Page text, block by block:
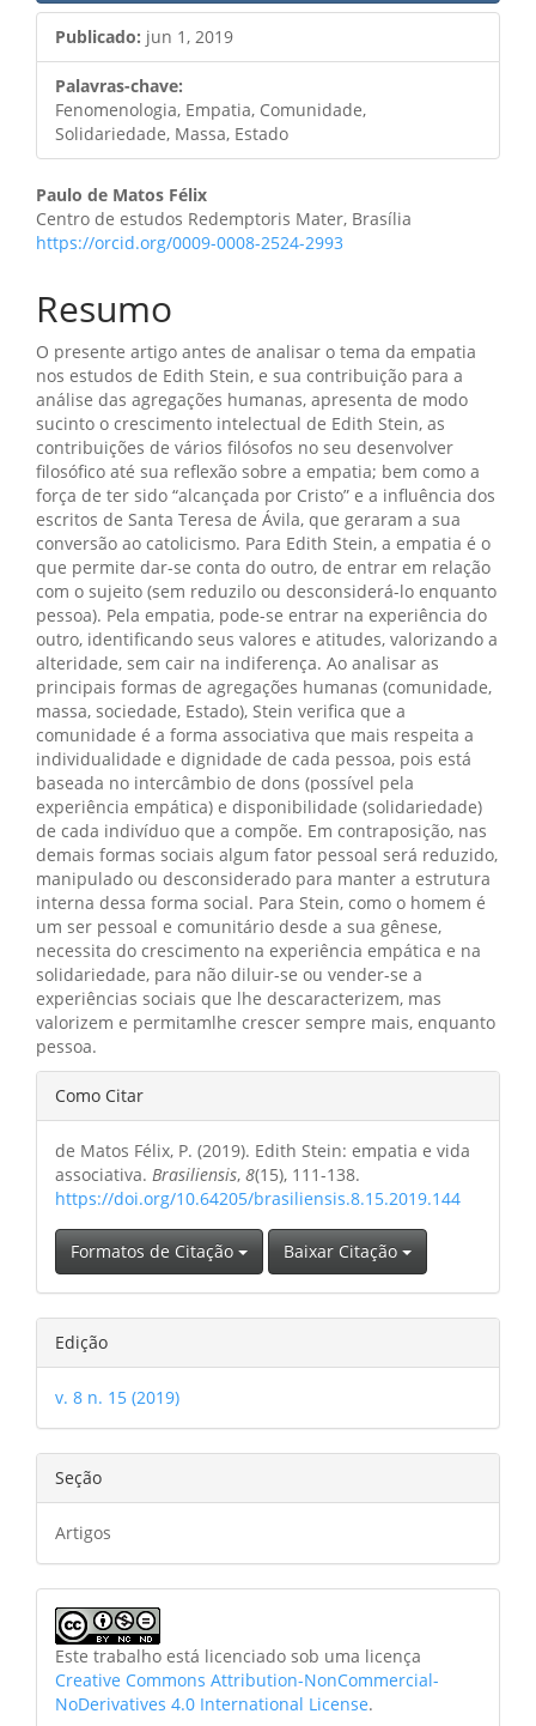
Publicado: jun 1, 2019
Palavras-chave:
Fenomenologia, Empatia, Comunidade,
Solidariedade, Massa, Estado
Conteúdo
do
principal
Paulo de Matos Félix
Centro de estudos Redemptoris Mater, Brasília
https://orcid.org/0009-0008-2524-2993
Resumo
O presente artigo antes de analisar o tema da empatia
nos estudos de Edith Stein, e sua contribuição para a
análise das agregações humanas, apresenta de modo
sucinto o crescimento intelectual de Edith Stein, as
contribuições de vários filósofos no seu desenvolver
filosófico até sua reflexão sobre a empatia; bem como a
força de ter sido “alcançada por Cristo” e a influência dos
escritos de Santa Teresa de Ávila, que geraram a sua
conversão ao catolicismo. Para Edith Stein, a empatia é o
que permite dar-se conta do outro, de entrar em relação
com o sujeito (sem reduzilo ou desconsiderá-lo enquanto
pessoa). Pela empatia, pode-se entrar na experiência do
outro, identificando seus valores e atitudes, valorizando a
alteridade, sem cair na indiferença. Ao analisar as
principais formas de agregações humanas (comunidade,
massa, sociedade, Estado), Stein verifica que a
comunidade é a forma associativa que mais respeita a
individualidade e dignidade de cada pessoa, pois está
baseada no intercâmbio de dons (possível pela
experiência empática) e disponibilidade (solidariedade)
de cada indivíduo que a compõe. Em contraposição, nas
demais formas sociais algum fator pessoal será reduzido,
manipulado ou desconsiderado para manter a estrutura
interna dessa forma social. Para Stein, como o homem é
um ser pessoal e comunitário desde a sua gênese,
necessita do crescimento na experiência empática e na
solidariedade, para não diluir-se ou vender-se a
experiências sociais que lhe descaracterizem, mas
valorizem e permitamlhe crescer sempre mais, enquanto
pessoa.
Detalhes
do
artigo
Como Citar
de Matos Félix, P. (2019). Edith Stein: empatia e vida
associativa. Brasiliensis, 8(15), 111-138.
https://doi.org/10.64205/brasiliensis.8.15.2019.144
Formatos de Citação Baixar Citação
Edição
v. 8 n. 15 (2019)
Seção
Artigos
Este trabalho está licenciado sob uma licença
Creative Commons Attribution-NonCommercial-
NoDerivatives 4.0 International License.